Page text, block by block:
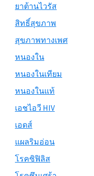
ยาต้านไวรัส
สิทธิ์สุขภาพ
สุขภาพทางเพศ
หนองใน
หนองในเทียม
หนองในแท้
เอชไอวี HIV
เอดส์
แผลริมอ่อน
โรคซิฟิลิส